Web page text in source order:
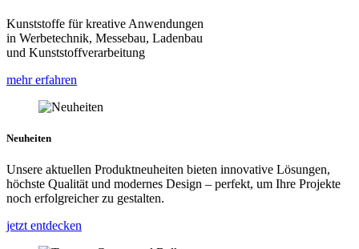
Kunststoffe für kreative Anwendungen
in Werbetechnik, Messebau, Ladenbau
und Kunststoffverarbeitung
mehr erfahren
Neuheiten
Unsere aktuellen Produktneuheiten bieten innovative Lösungen,
höchste Qualität und modernes Design – perfekt, um Ihre Projekte
noch erfolgreicher zu gestalten.
jetzt entdecken